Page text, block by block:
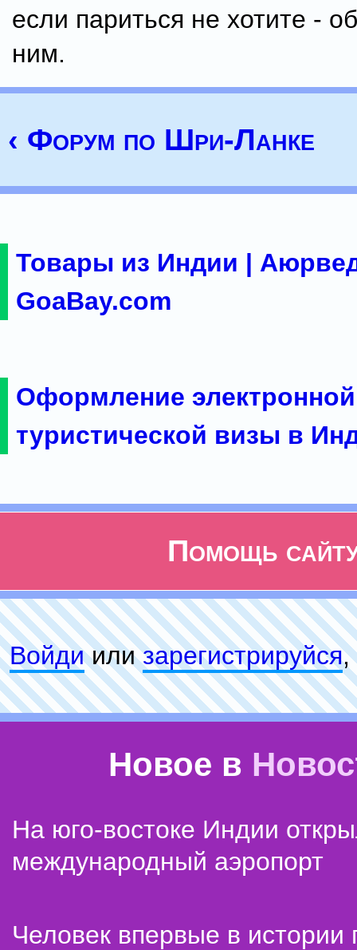
если париться не хотите -
ним.
‹ Форум по Шри-Ланке
Товары из Индии |
GoaBay.com
Оформление электронной
туристической визы в
Помощь
Войдиилизарeгиcтpируйся,
Новое в
На юго-востоке Индии
международный аэропорт
Человек впервые в истории